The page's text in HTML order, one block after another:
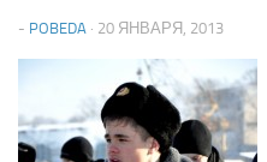
- POBEDA · 20 ЯНВАРЯ, 2013